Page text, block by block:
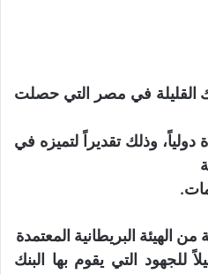
القليلة في مصر التي حصلت
دولياً، وذلك تقديراً لتميزه في
.
من الهيئة البريطانية المعتمدة
للجهود التي يقوم بها البنك